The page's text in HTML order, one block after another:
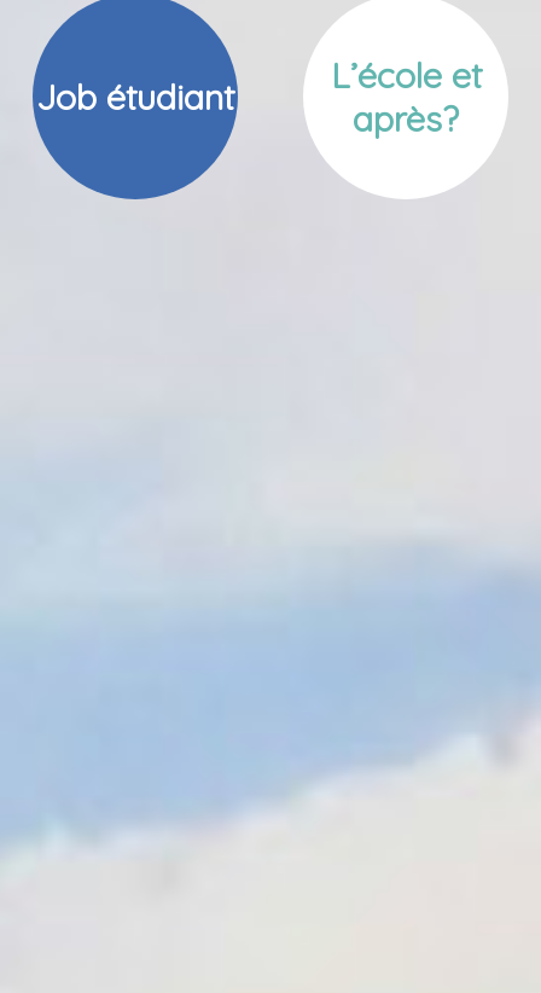
Job étudiant
L’école et
après?